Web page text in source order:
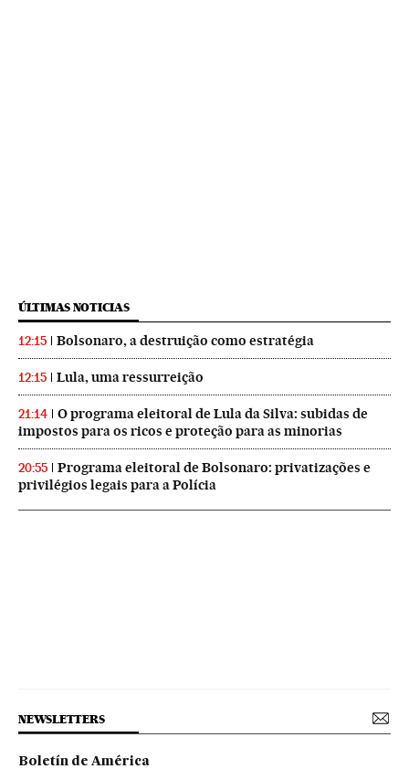
ÚLTIMAS NOTICIAS
12:15 Bolsonaro, a destruição como estratégia
12:15 Lula, uma ressurreição
21:14
O programa eleitoral de Lula da Silva: subidas de
impostos para os ricos e proteção para as minorias
20:55
Programa eleitoral de Bolsonaro: privatizações e
privilégios legais para a Polícia
NEWSLETTERS
Boletín de América